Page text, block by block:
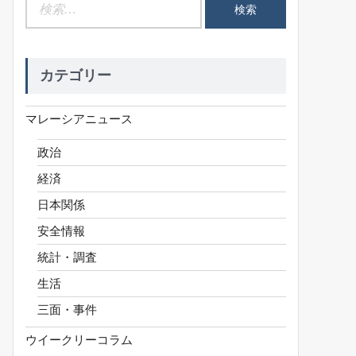
カテゴリー
マレーシアニュース
政治
経済
日本関係
安全情報
統計・調査
生活
三面・事件
ウイークリーコラム